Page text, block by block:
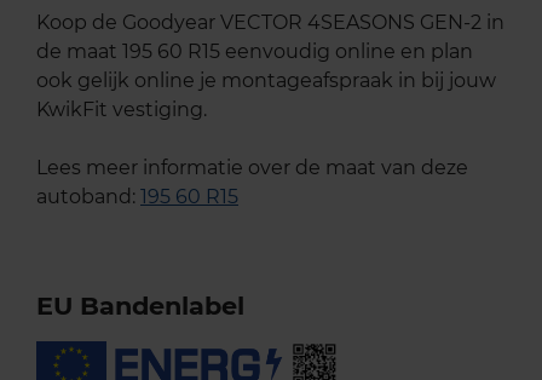
Koop de Goodyear VECTOR 4SEASONS GEN-2 in
de maat 195 60 R15 eenvoudig online en plan
ook gelijk online je montageafspraak in bij jouw
KwikFit vestiging.
Lees meer informatie over de maat van deze
autoband: 195 60 R15
EU Bandenlabel